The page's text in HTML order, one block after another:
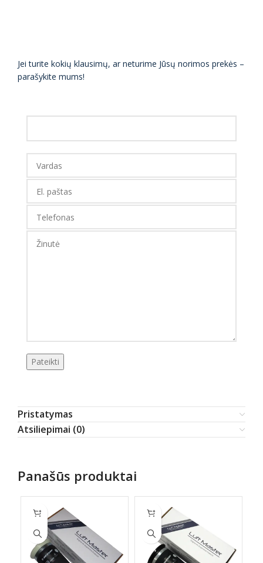
Jei turite kokių klausimų, ar neturime Jūsų norimos prekės –
parašykite mums!
Pristatymas
Atsiliepimai (0)
Panašūs produktai